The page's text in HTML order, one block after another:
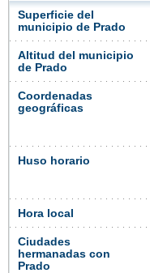
Superficie del
municipio de Prado
Altitud del municipio
de Prado
Coordenadas
geográficas
Huso horario
Hora local
Ciudades
hermanadas con
Prado